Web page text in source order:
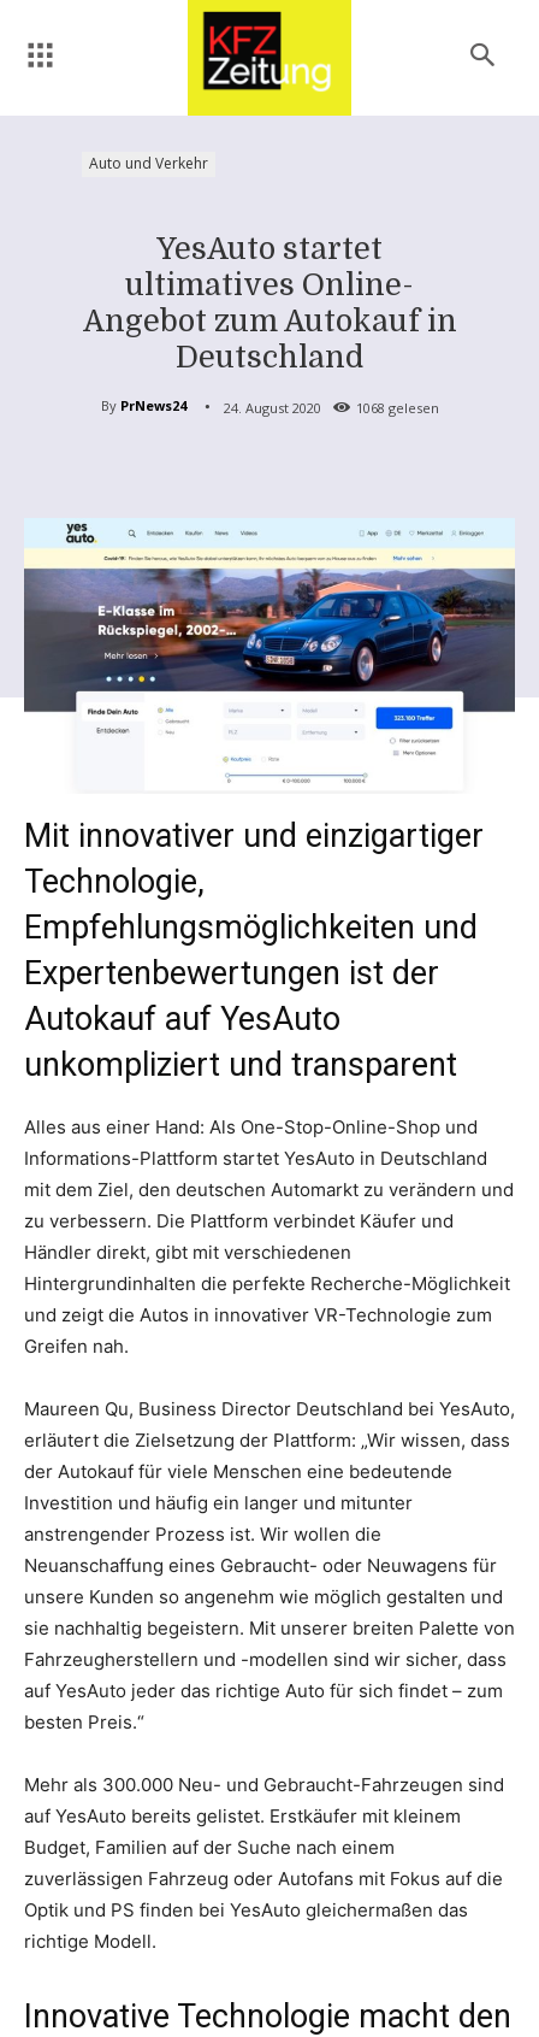
Auto und Verkehr
YesAuto startet
ultimatives Online-
Angebot zum Autokauf in
Deutschland
By PrNews24 24. August 2020 1068 gelesen
Mit innovativer und einzigartiger
Technologie,
Empfehlungsmöglichkeiten und
Expertenbewertungen ist der
Autokauf auf YesAuto
unkompliziert und transparent
Alles aus einer Hand: Als One-Stop-Online-Shop und
Informations-Plattform startet YesAuto in Deutschland
mit dem Ziel, den deutschen Automarkt zu verändern und
zu verbessern. Die Plattform verbindet Käufer und
Händler direkt, gibt mit verschiedenen
Hintergrundinhalten die perfekte Recherche-Möglichkeit
und zeigt die Autos in innovativer VR-Technologie zum
Greifen nah.
Maureen Qu, Business Director Deutschland bei YesAuto,
erläutert die Zielsetzung der Plattform: „Wir wissen, dass
der Autokauf für viele Menschen eine bedeutende
Investition und häufig ein langer und mitunter
anstrengender Prozess ist. Wir wollen die
Neuanschaffung eines Gebraucht- oder Neuwagens für
unsere Kunden so angenehm wie möglich gestalten und
sie nachhaltig begeistern. Mit unserer breiten Palette von
Fahrzeugherstellern und -modellen sind wir sicher, dass
auf YesAuto jeder das richtige Auto für sich findet – zum
besten Preis.“
Mehr als 300.000 Neu- und Gebraucht-Fahrzeugen sind
auf YesAuto bereits gelistet. Erstkäufer mit kleinem
Budget, Familien auf der Suche nach einem
zuverlässigen Fahrzeug oder Autofans mit Fokus auf die
Optik und PS finden bei YesAuto gleichermaßen das
richtige Modell.
Innovative Technologie macht den